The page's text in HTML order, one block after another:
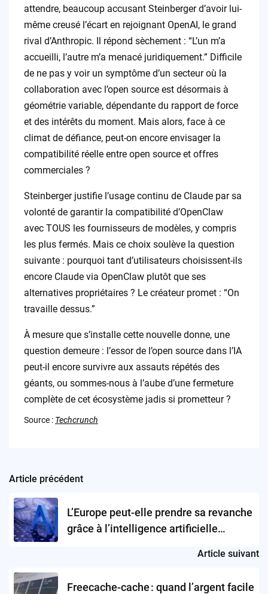
attendre, beaucoup accusant Steinberger d’avoir lui-
même creusé l’écart en rejoignant OpenAI, le grand
rival d’Anthropic. Il répond sèchement : “L’un m’a
accueilli, l’autre m’a menacé juridiquement.” Difficile
de ne pas y voir un symptôme d’un secteur où la
collaboration avec l’open source est désormais à
géométrie variable, dépendante du rapport de force
et des intérêts du moment. Mais alors, face à ce
climat de défiance, peut-on encore envisager la
compatibilité réelle entre open source et offres
commerciales ?
Steinberger justifie l’usage continu de Claude par sa
volonté de garantir la compatibilité d’OpenClaw
avec TOUS les fournisseurs de modèles, y compris
les plus fermés. Mais ce choix soulève la question
suivante : pourquoi tant d’utilisateurs choisissent-ils
encore Claude via OpenClaw plutôt que ses
alternatives propriétaires ? Le créateur promet : “On
travaille dessus.”
À mesure que s’installe cette nouvelle donne, une
question demeure : l’essor de l’open source dans l’IA
peut-il encore survivre aux assauts répétés des
géants, ou sommes-nous à l’aube d’une fermeture
complète de cet écosystème jadis si prometteur ?
Source : Techcrunch
Post
navigation
Article précédent
L’Europe peut-elle prendre sa revanche
grâce à l’intelligence artificielle
Article suivant
Freecache-cache : quand l’argent facile